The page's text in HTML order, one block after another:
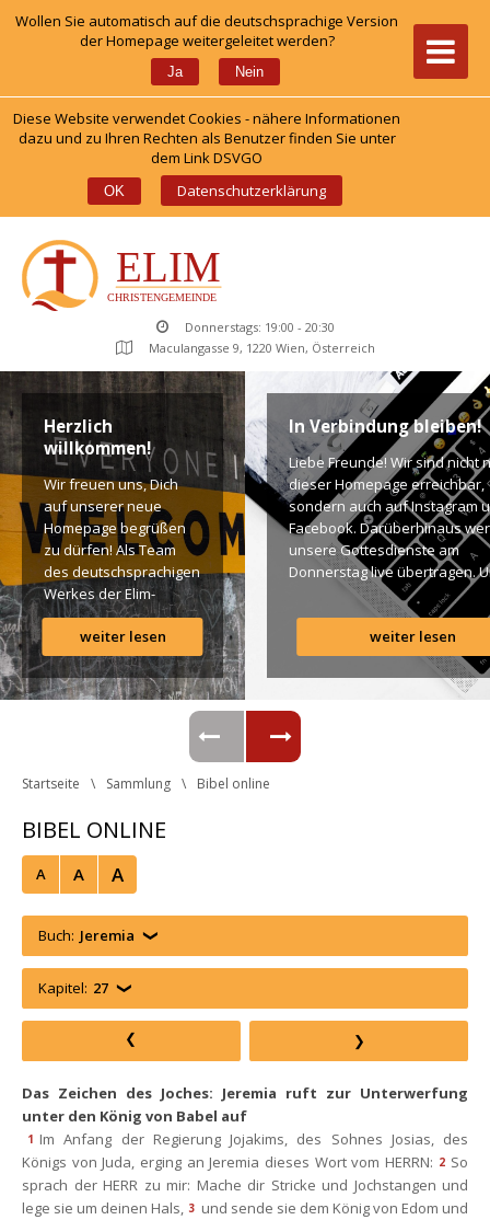
Wollen Sie automatisch auf die deutschsprachige Version
der Homepage weitergeleitet werden?
Ja Nein
Diese Website verwendet Cookies - nähere Informationen
dazu und zu Ihren Rechten als Benutzer finden Sie unter
dem Link DSVGO
OK Datenschutzerklärung
Donnerstags: 19:00 - 20:30
Maculangasse 9, 1220 Wien, Österreich
Herzlich
willkommen!
Wir freuen uns, Dich
auf unserer neue
Homepage begrüßen
zu dürfen! Als Team
des deutschsprachigen
Werkes der Elim-
Gemeinde ist es für
uns ein großes
Anliegen […]
weiter lesen
In Verbindung bleiben!
Liebe Freunde! Wir sind nicht
dieser Homepage erreichbar,
ondern auch auf Instagram
Facebook. Darüberhinaus
unsere Gottesdienste am
Donnerstag live übertragen.
findet Ihr dazu alle Links.
Segen! Live-Übertragung
Gottesdienst: http://
Instagram: http://elim.wien
Facebook:
https://www.facebook.com/
Photo by iabzd on Unsplash
weiter lesen
Startseite Sammlung Bibel online
BIBEL ONLINE
A A A
Buch: Jeremia
Kapitel: 27
Das Zeichen des Joches: Jeremia ruft zur Unterwerfung
unter den König von Babel auf
1 Im Anfang der Regierung Jojakims, des Sohnes Josias, des
Königs von Juda, erging an Jeremia dieses Wort vom HERRN: 2 So
prach der HERR zu mir: Mache dir Stricke und Jochstangen und
lege sie um deinen Hals, 3 und sende sie dem König von Edom und